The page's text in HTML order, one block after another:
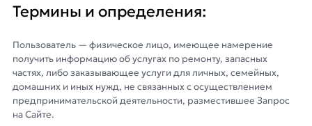
Термины и определения:
Пользователь — физическое лицо, имеющее намерение
получить информацию об услугах по ремонту, запасных
частях, либо заказывающее услуги для личных, семейных,
домашних и иных нужд, не связанных с осуществлением
предпринимательской деятельности, разместившее Запрос
на Сайте.